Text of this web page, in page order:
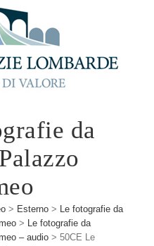
da
> Esterno > Le fotografie da
> Le fotografie da
– audio >50CE Le